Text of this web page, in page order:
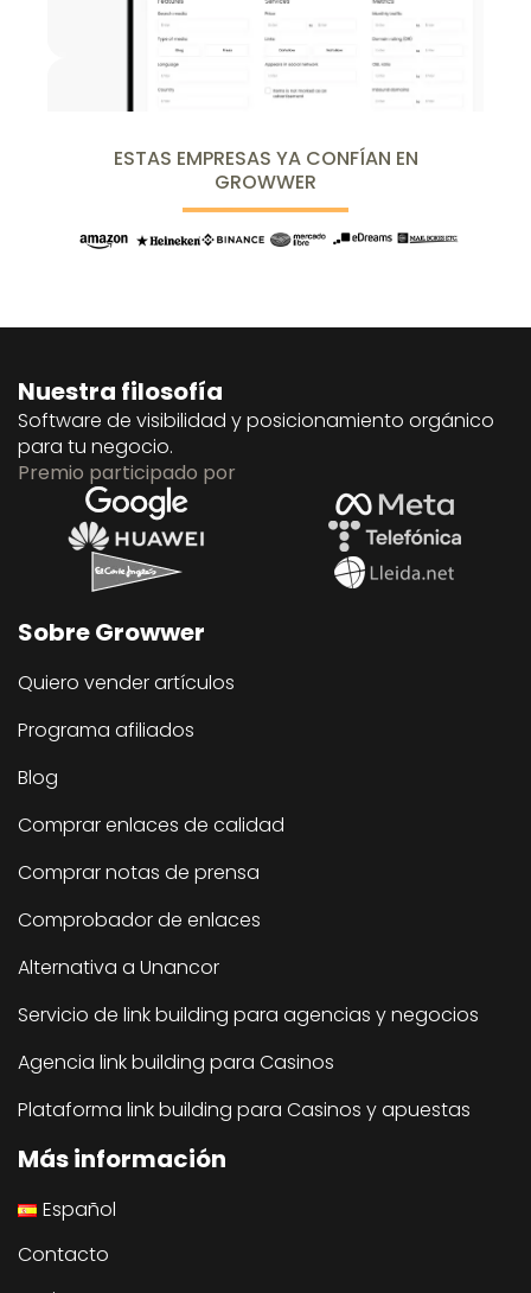
ESTAS EMPRESAS YA CONFÍAN EN
GROWWER
Nuestra filosofía
Software de visibilidad y posicionamiento orgánico
para tu negocio.
Premio participado por
Sobre Growwer
Quiero vender artículos
Programa afiliados
Blog
Comprar enlaces de calidad
Comprar notas de prensa
Comprobador de enlaces
Alternativa a Unancor
Servicio de link building para agencias y negocios
Agencia link building para Casinos
Plataforma link building para Casinos y apuestas
Más información
Español
Contacto